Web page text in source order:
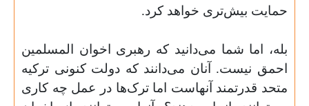
حمایت بیش‌تری خواهد کرد.
بله، اما شما می‌دانید که رهبری اخوان المسلمین
احمق نیست. آنان می‌دانند که دولت کنونی ترکیه
متحد قدرتمند آنهاست اما ترک‌ها در عمل چه کاری